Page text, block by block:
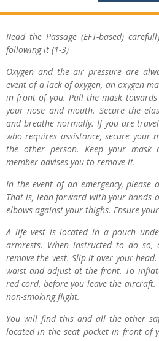
Read the Passage (EFT-based)
following it (1-3)
Oxygen and the air pressure are
event of a lack of oxygen, an oxygen
in front of you. Pull the mask
your nose and mouth. Secure the
and breathe normally. If you are
who requires assistance, secure your
the other person. Keep your
member advises you to remove it.
In the event of an emergency, please
That is, lean forward with your hands
elbows against your thighs. Ensure
A life vest is located in a pouch
armrests. When instructed to do so,
remove the vest. Slip it over your
waist and adjust at the front. To
red cord, before you leave the
non-smoking flight.
You will find this and all the other
located in the seat pocket in front of